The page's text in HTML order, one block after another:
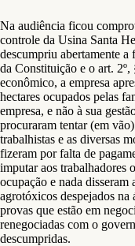
Na audiência ficou
controle da Usina Santa
descumpriu abertamente
da Constituição e o art.
econômico, a empresa
hectares ocupados pelas
empresa, e não à sua
procuraram tentar (em
trabalhistas e as diversas
fizeram por falta de
imputar aos trabalhadores
ocupação e nada disseram
agrotóxicos despejados na
provas que estão em
renegociadas com o
descumpridas.